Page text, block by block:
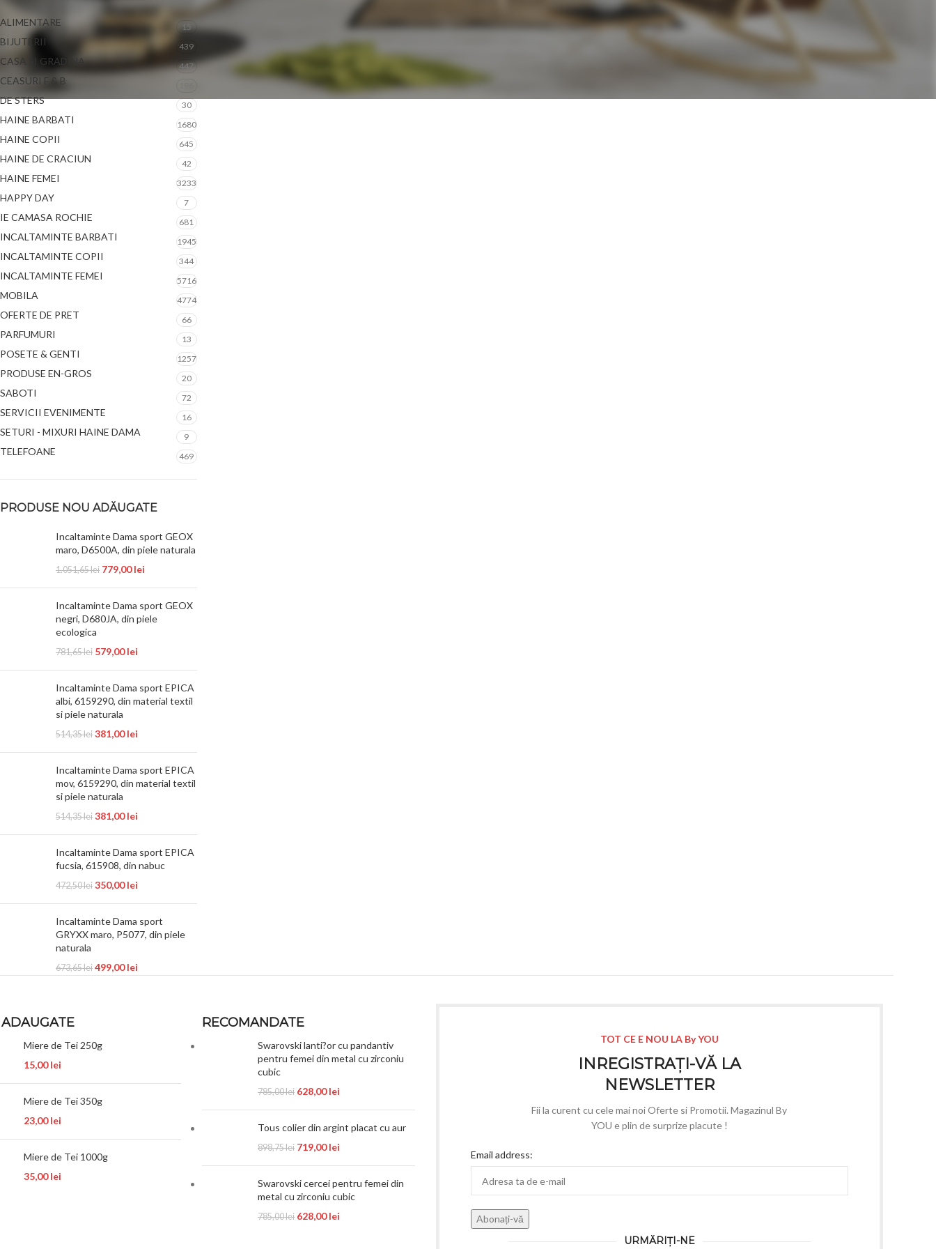
ALIMENTARE 15
BIJUTERII 439
CASA SI GRADINA 447
CEASURI F & B
DE STERS 30
HAINE BARBATI 1680
HAINE COPII 645
HAINE DE CRACIUN 42
HAINE FEMEI 3233
HAPPY DAY 7
IE CAMASA ROCHIE 681
INCALTAMINTE BARBATI 1945
INCALTAMINTE COPII 344
INCALTAMINTE FEMEI 5716
MOBILA 4774
OFERTE DE PRET 66
PARFUMURI 13
POSETE & GENTI 1257
PRODUSE EN-GROS 20
SABOTI 72
SERVICII EVENIMENTE 16
SETURI - MIXURI HAINE DAMA 9
TELEFOANE 469
PRODUSE NOU ADĂUGATE
Incaltaminte Dama sport GEOX
maro, D6500A, din piele naturala
1.051,65lei 779,00lei
Incaltaminte Dama sport GEOX
negri, D680JA, din piele
ecologica
781,65lei 579,00lei
Incaltaminte Dama sport EPICA
albi, 6159290, din material textil
si piele naturala
514,35lei 381,00lei
Incaltaminte Dama sport EPICA
mov, 6159290, din material textil
si piele naturala
514,35lei 381,00lei
Incaltaminte Dama sport EPICA
fucsia, 615908, din nabuc
472,50lei 350,00lei
Incaltaminte Dama sport
GRYXX maro, P5077, din piele
naturala
673,65lei 499,00lei
Miere de Tei 250g
15,00lei
Miere de Tei 350g
23,00lei
Miere de Tei 1000g
35,00lei
RECOMANDATE
Swarovski lanti?or cu pandantiv
pentru femei din metal cu zirconiu
cubic
785,00lei 628,00lei
Tous colier din argint placat cu aur
898,75lei 719,00lei
Swarovski cercei pentru femei din
metal cu zirconiu cubic
785,00lei 628,00lei
TOT CE E NOU LA By YOU
INREGISTRAȚI-VĂ LA
NEWSLETTER
Fii la curent cu cele mai noi Oferte si Promotii. Magazinul By
YOU e plin de surprize placute !
Email address:
URMĂRIȚI-NE